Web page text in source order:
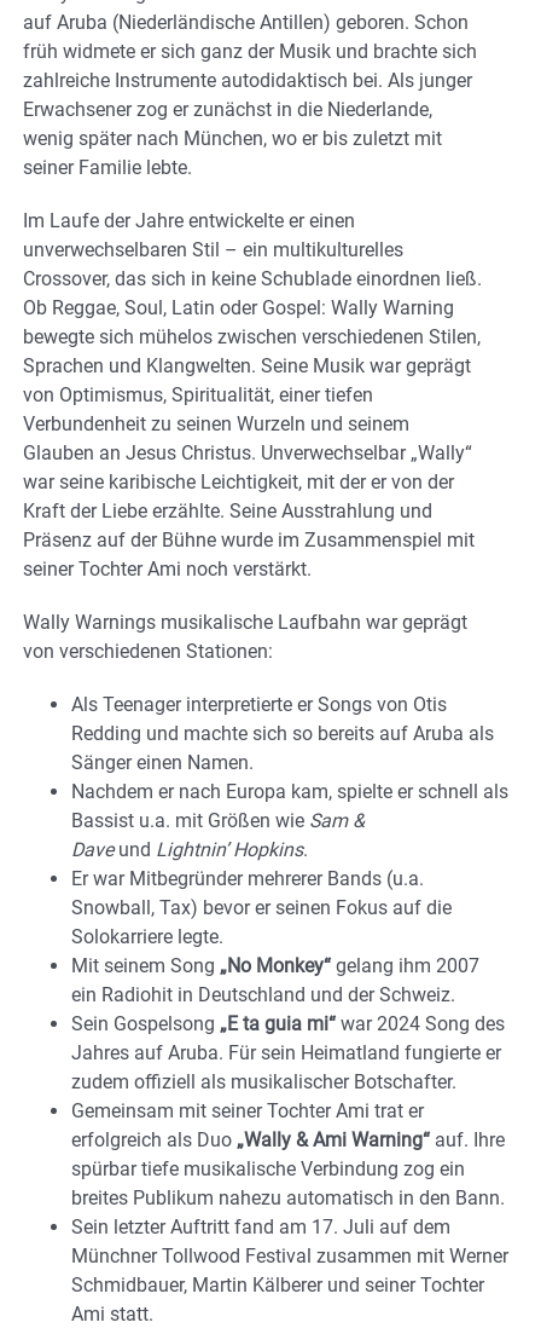
auf Aruba (Niederländische Antillen) geboren. Schon
früh widmete er sich ganz der Musik und brachte sich
zahlreiche Instrumente autodidaktisch bei. Als junger
Erwachsener zog er zunächst in die Niederlande,
wenig später nach München, wo er bis zuletzt mit
seiner Familie lebte.
Im Laufe der Jahre entwickelte er einen
unverwechselbaren Stil – ein multikulturelles
Crossover, das sich in keine Schublade einordnen ließ.
Ob Reggae, Soul, Latin oder Gospel: Wally Warning
bewegte sich mühelos zwischen verschiedenen Stilen,
Sprachen und Klangwelten. Seine Musik war geprägt
von Optimismus, Spiritualität, einer tiefen
Verbundenheit zu seinen Wurzeln und seinem
Glauben an Jesus Christus. Unverwechselbar „Wally“
war seine karibische Leichtigkeit, mit der er von der
Kraft der Liebe erzählte. Seine Ausstrahlung und
Präsenz auf der Bühne wurde im Zusammenspiel mit
seiner Tochter Ami noch verstärkt.
Wally Warnings musikalische Laufbahn war geprägt
von verschiedenen Stationen:
Als Teenager interpretierte er Songs von Otis
Redding und machte sich so bereits auf Aruba als
Sänger einen Namen.
Nachdem er nach Europa kam, spielte er schnell als
Bassist u.a. mit Größen wie Sam &
Daveund Lightnin’ Hopkins.
Er war Mitbegründer mehrerer Bands (u.a.
Snowball, Tax) bevor er seinen Fokus auf die
Solokarriere legte.
Mit seinem Song „No Monkey“ gelang ihm 2007
ein Radiohit in Deutschland und der Schweiz.
Sein Gospelsong „E ta guia mi“ war 2024 Song des
Jahres auf Aruba. Für sein Heimatland fungierte er
zudem offiziell als musikalischer Botschafter.
Gemeinsam mit seiner Tochter Ami trat er
erfolgreich als Duo „Wally & Ami Warning“ auf. Ihre
spürbar tiefe musikalische Verbindung zog ein
breites Publikum nahezu automatisch in den Bann.
Sein letzter Auftritt fand am 17. Juli auf dem
Münchner Tollwood Festival zusammen mit Werner
Schmidbauer, Martin Kälberer und seiner Tochter
Ami statt.